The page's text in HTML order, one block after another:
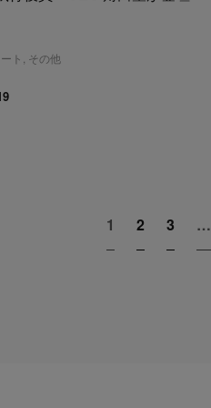
ト その他
1 2 3 …